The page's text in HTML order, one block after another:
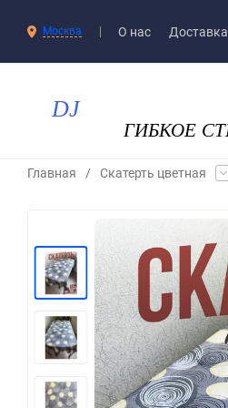
Москва О нас Доставка​
Главная / Скатерть цветная